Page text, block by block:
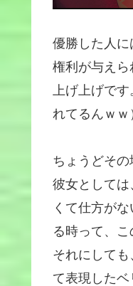
優勝した人に
権利が与え
上げ上げで
れてるんｗｗ
ちょうどそ
彼女として
くて仕方が
る時って、こ
それにしても
て表現した